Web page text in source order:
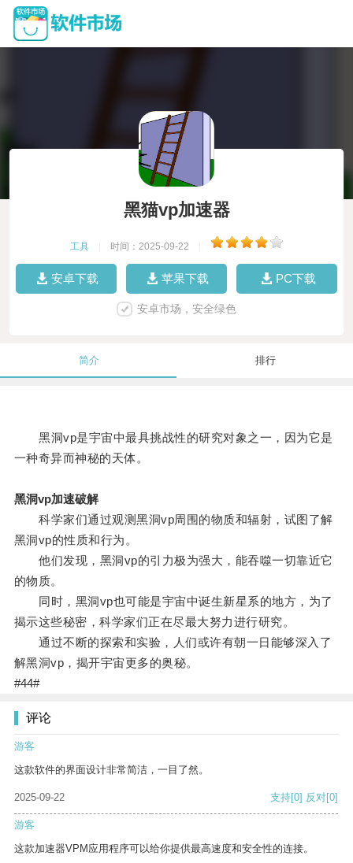
黑猫vp加速器
工具 时间：2025-09-22
安卓下载 苹果下载 PC下载
安卓市场，安全绿色
简介 排行
黑洞vp是宇宙中最具挑战性的研究对象之一，因为它是
一种奇异而神秘的天体。
黑洞vp加速破解
科学家们通过观测黑洞vp周围的物质和辐射，试图了解
黑洞vp的性质和行为。
他们发现，黑洞vp的引力极为强大，能吞噬一切靠近它
的物质。
同时，黑洞vp也可能是宇宙中诞生新星系的地方，为了
揭示这些秘密，科学家们正在尽最大努力进行研究。
通过不断的探索和实验，人们或许有朝一日能够深入了
解黑洞vp，揭开宇宙更多的奥秘。
#44#
评论
游客
这款软件的界面设计非常简洁，一目了然。
2025-09-22 支持[0] 反对[0]
游客
这款加速器VPM应用程序可以给你提供最高速度和安全性的连接。